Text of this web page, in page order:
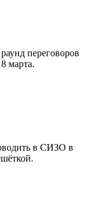
переговоров
марта.
в СИЗО в